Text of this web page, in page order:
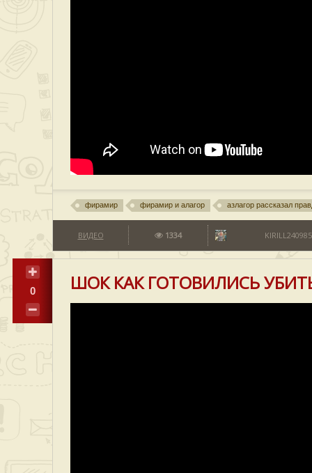
фирамир фирамир и алагор азлагор рассказал
ВИДЕО 1334 KIRILL240985
0 ШОК КАК ГОТОВИЛИСЬ